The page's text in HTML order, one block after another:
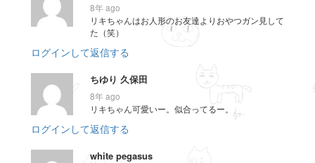
8年 ago
リキちゃんはお人形のお友達よりおやつガン見して
た（笑）
ログインして返信する
ちゆり 久保田
8年 ago
リキちゃん可愛いー。似合ってるー。
ログインして返信する
white pegasus